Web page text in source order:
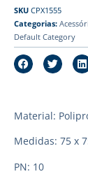
SKU CPX1555
Categorias:
Default Category
Material:
Medidas: 75 x
PN: 10